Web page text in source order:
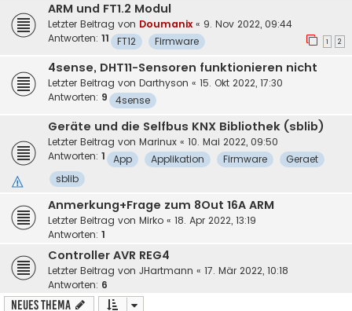
ARM und FT1.2 Modul
Letzter Beitrag von Doumanix « 9. Nov 2022, 09:44
Antworten: 11 1 2
FT12 Firmware
4sense, DHT11-Sensoren funktionieren nicht
Letzter Beitrag von Darthyson « 15. Okt 2022, 17:30
Antworten: 9 4sense
Geräte und die Selfbus KNX Bibliothek (sblib)
Letzter Beitrag von Marinux « 10. Mai 2022, 09:50
Antworten: 1 App Applikation Firmware
Geraet
sblib
Anmerkung+Frage zum 8Out 16A ARM
Letzter Beitrag von Mirko « 18. Apr 2022, 13:19
Antworten: 1
Controller AVR REG4
Letzter Beitrag von JHartmann « 17. Mär 2022, 10:18
Antworten: 6
Neues Thema